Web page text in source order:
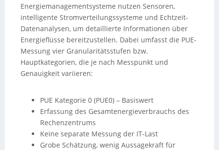
Energiemanagementsysteme nutzen Sensoren,
intelligente Stromverteilungssysteme und Echtzeit-
Datenanalysen, um detaillierte Informationen über
Energieflüsse bereitzustellen. Dabei umfasst die PUE-
Messung vier Granularitätsstufen bzw.
Hauptkategorien, die je nach Messpunkt und
Genauigkeit variieren:
PUE Kategorie 0 (PUE0) – Basiswert
Erfassung des Gesamtenergieverbrauchs des
Rechenzentrums
Keine separate Messung der IT-Last
Grobe Schätzung, wenig Aussagekraft für